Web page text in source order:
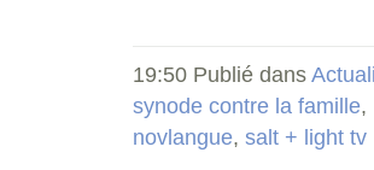
19:50 Publié dans
synode contre la famille,
novlangue, salt + light tv